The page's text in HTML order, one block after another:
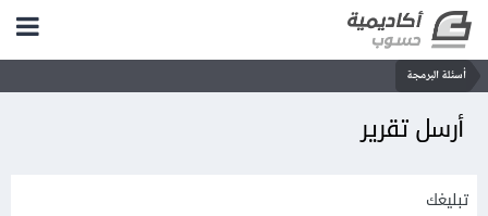
أسئلة البرمجة
أرسل تقرير
تبليغك